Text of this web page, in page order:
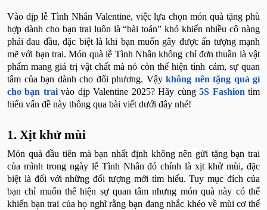
Vào dịp lễ Tình Nhân Valentine, việc lựa chọn món quà tặng phù
hợp dành cho bạn trai luôn là “bài toán” khó khiến nhiều cô nàng
phải đau đầu, đặc biệt là khi bạn muốn gây được ấn tượng mạnh
mẽ với bạn trai. Món quà lễ Tình Nhân không chỉ đơn thuần là vật
phẩm mang giá trị vật chất mà nó còn thể hiện tình cảm, sự quan
tâm của bạn dành cho đối phương. Vậy không nên tặng quà gì
cho bạn trai vào dịp Valentine 2025? Hãy cùng5S Fashion tìm
hiểu vấn đề này thông qua bài viết dưới đây nhé!
1. Xịt khử mùi
Món quà đầu tiên mà bạn nhất định không nên gửi tặng bạn trai
của mình trong ngày lễ Tình Nhân đó chính là xịt khử mùi, đặc
biệt là đối với những đối tượng mới tìm hiểu. Tuy mục đích của
bạn chỉ muốn thể hiện sự quan tâm nhưng món quà này có thể
khiến bạn trai của họ nghĩ rằng bạn đang nhắc khéo về mùi cơ thể